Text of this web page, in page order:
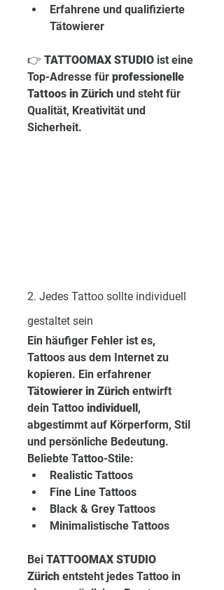
Erfahrene und qualifizierte
Tätowierer
👉 TATTOOMAX STUDIO ist eine
Top-Adresse für professionelle
Tattoos in Zürich und steht für
Qualität, Kreativität und
Sicherheit.
2. Jedes Tattoo sollte individuell
gestaltet sein
Ein häufiger Fehler ist es,
Tattoos aus dem Internet zu
kopieren. Ein erfahrener
Tätowierer in Zürich entwirft
dein Tattoo individuell ,
abgestimmt auf Körperform, Stil
und persönliche Bedeutung.
Beliebte Tattoo-Stile:
Realistic Tattoos
Fine Line Tattoos
Black & Grey Tattoos
Minimalistische Tattoos
Bei TATTOOMAX STUDIO
Zürich entsteht jedes Tattoo in